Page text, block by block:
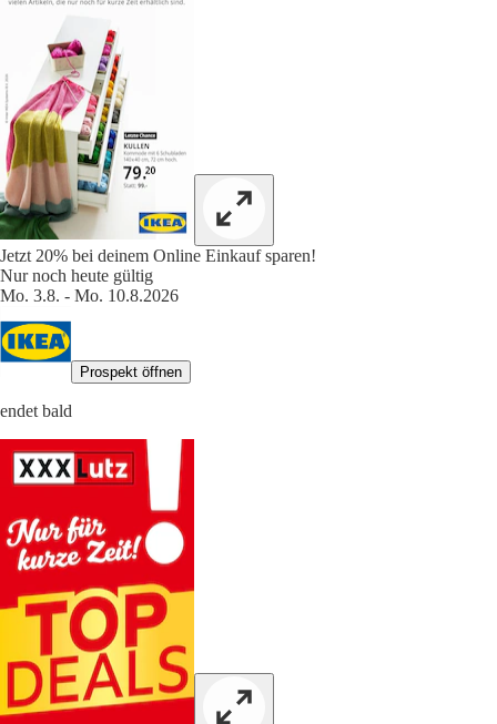
Jetzt 20% bei deinem Online Einkauf sparen!
Nur noch heute gültig
Mo. 3.8. - Mo. 10.8.2026
Prospekt öffnen
endet bald